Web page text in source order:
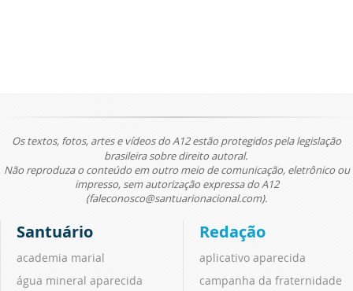
Os textos, fotos, artes e vídeos do A12 estão protegidos pela legislação
brasileira sobre direito autoral.
Não reproduza o conteúdo em outro meio de comunicação, eletrônico ou
impresso, sem autorização expressa do A12
(faleconosco@santuarionacional.com).
Santuário
academia marial
água mineral aparecida
Redação
aplicativo aparecida
campanha da fraternidade